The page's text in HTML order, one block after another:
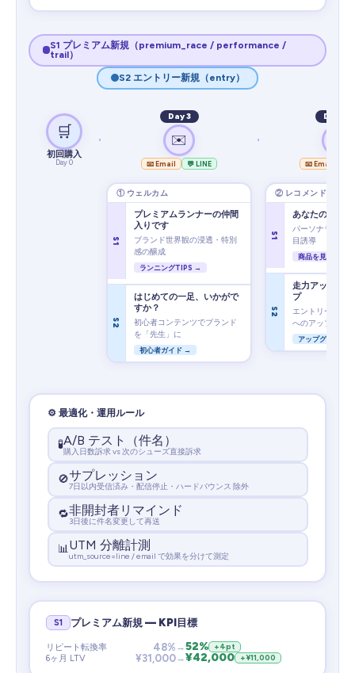
S1 プレミアム新規（premium_race / performance /
trail）
S2 エントリー新規（entry）
🛒
初回購入
Day 0
Day 3
✉️
📧 Email 💬 LINE
Day 14
📧 Email
① ウェルカム
S1
プレミアムランナーの仲間
入りです
ブランド世界観の浸透・特別
感の醸成
ランニングTIPS →
S2
はじめての一足、いかがで
すか？
初心者コンテンツでブランド
を「先生」に
初心者ガイド →
② レコメンド
S1
あなたの次の
パーソナライズ
目誘導
商品を見る →
S2
走力アップへ
プ
エントリー→パ
へのアップセル
アップグレード
⚙️ 最適化・運用ルール
🧪A/B テスト（件名）
購入日数訴求 vs 次のシューズ直接訴求
🚫サプレッション
7日以内受信済み・配信停止・ハードバウンス 除外
🔁非開封者リマインド
3日後に件名変更して再送
📊UTM 分離計測
utm_source=line / email で効果を分けて測定
S1 プレミアム新規 — KPI目標
リピート転換率 48% →52%
+4pt
6ヶ月 LTV
¥31,000→¥42,000 +¥11,000